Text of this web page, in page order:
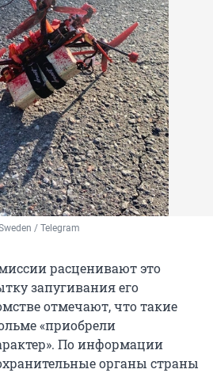
/ Telegram
расценивают это
запугивания его
отмечают, что такие
«приобрели
По информации
органы страны